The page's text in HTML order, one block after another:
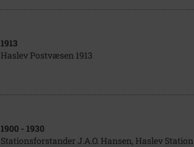
1913
Haslev Postvæsen 1913
1900 - 1930
Stationsforstander J.A.O. Hansen, Haslev Station